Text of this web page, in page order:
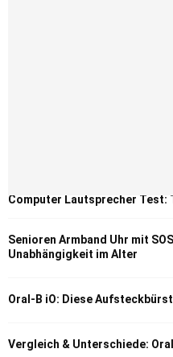
Computer Lautsprecher Test:
Senioren Armband Uhr mit
Unabhängigkeit im Alter
Oral-B iO: Diese
Vergleich & Unterschiede: